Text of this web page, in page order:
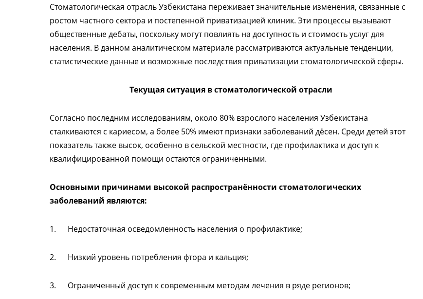
Стоматологическая отрасль Узбекистана переживает значительные изменения, связанные с
ростом частного сектора и постепенной приватизацией клиник. Эти процессы вызывают
общественные дебаты, поскольку могут повлиять на доступность и стоимость услуг для
населения. В данном аналитическом материале рассматриваются актуальные тенденции,
статистические данные и возможные последствия приватизации стоматологической сферы.
Текущая ситуация в стоматологической отрасли
Согласно последним исследованиям, около 80% взрослого населения Узбекистана
сталкиваются с кариесом, а более 50% имеют признаки заболеваний дёсен. Среди детей этот
показатель также высок, особенно в сельской местности, где профилактика и доступ к
квалифицированной помощи остаются ограниченными.
Основными причинами высокой распространённости стоматологических
заболеваний являются:
1. Недостаточная осведомленность населения о профилактике;
2. Низкий уровень потребления фтора и кальция;
3. Ограниченный доступ к современным методам лечения в ряде регионов;